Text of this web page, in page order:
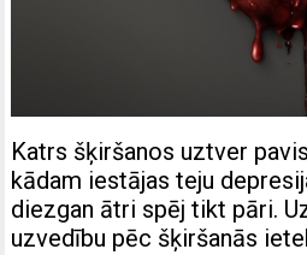
Katrs šķiršanos uztver
kādam iestājas teju
diezgan ātri spēj tikt pāri.
uzvedību pēc šķiršanās